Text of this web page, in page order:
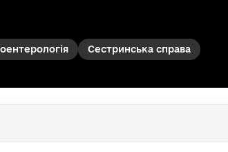
Сестринська справа